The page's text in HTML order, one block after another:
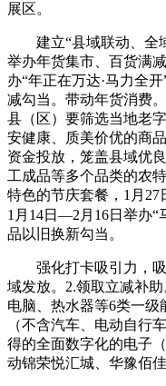
展区。
建立“县域联动、全域
举办年货集市、百货满
办“年正在万达·马力全
减勾当。带动年货消费
县（区）要筛选当地老
安健康、质美价优的商
资金投放，笼盖县域优
工成品等多个品类的农
特色的节庆套餐，1月
1月14日—2月16日举办“
品以旧换新勾当。
强化打卡吸引力，吸
域发放。2.领取立减补
电脑、热水器等6类一级
（不含汽车、电动自行
得的全面数字化的电子
动锦荣悦汇城、华豫佰